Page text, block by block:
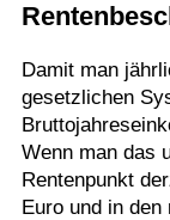
Damit man
gesetzlichen
Wenn man das
Rentenpunkt
Euro und in den